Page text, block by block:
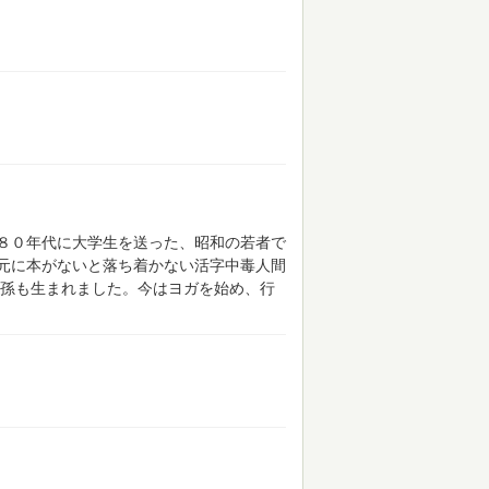
年代に大学生を送った、昭和の若者で
に本がないと落ち着かない活字中毒人間
生まれました。今はヨガを始め、行